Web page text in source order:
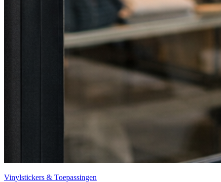
Vinylstickers & Toepassingen